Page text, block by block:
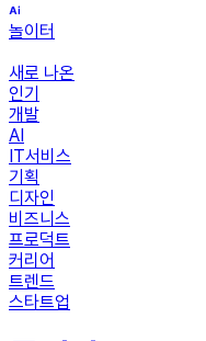
놀이터
새로 나온
인기
개발
AI
IT서비스
기획
디자인
비즈니스
프로덕트
커리어
트렌드
스타트업